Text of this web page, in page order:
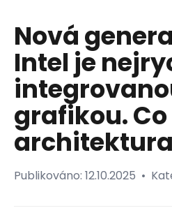
Nová
Intel je
grafikou.
architektura
Publikováno: 12.10.2025 •